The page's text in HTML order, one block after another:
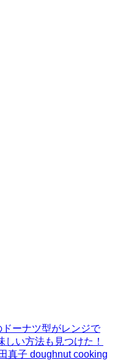
ドーナツ型がレンジで
い方法も見つけた！
真子 doughnut cooking